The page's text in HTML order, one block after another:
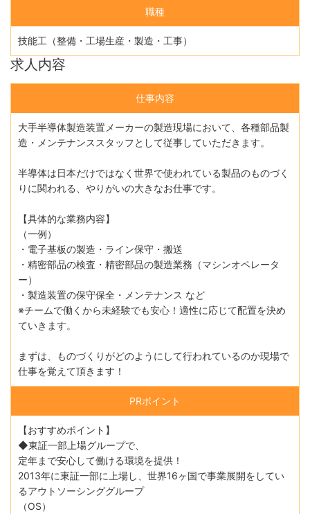
職種
技能工（整備・工場生産・製造・工事）
求人内容
仕事内容
大手半導体製造装置メーカーの製造現場において、各種部品製
造・メンテナンススタッフとして従事していただきます。
半導体は日本だけではなく世界で使われている製品のものづく
りに関われる、やりがいの大きなお仕事です。
【具体的な業務内容】
（一例）
・電子基板の製造・ライン保守・搬送
・精密部品の検査・精密部品の製造業務（マシンオペレータ
ー）
・製造装置の保守保全・メンテナンス など
※チームで働くから未経験でも安心！適性に応じて配置を決め
ていきます。
まずは、ものづくりがどのようにして行われているのか現場で
仕事を覚えて頂きます！
PRポイント
【おすすめポイント】
◆東証一部上場グループで、
定年まで安心して働ける環境を提供！
2013年に東証一部に上場し、世界16ヶ国で事業展開をしてい
るアウトソーシンググループ
（OS）